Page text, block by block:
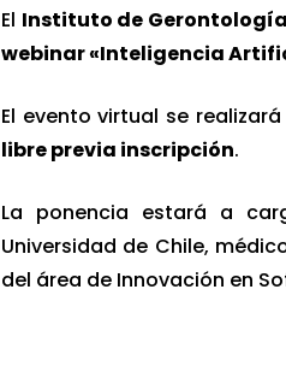
El Instituto de Gerontología
webinar «Inteligencia
El evento virtual se
libre previa inscripción.
La ponencia estará a
Universidad de Chile,
del área de Innovación en